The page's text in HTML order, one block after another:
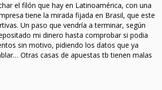
el filón que hay en Latinoamérica, con una
tiene la mirada fijada en Brasil, que este
Un paso que vendría a terminar, según
mi dinero hasta comprobar si podia
sin motivo, pidiendo los datos que ya
Otras casas de apuestas tb tienen malas